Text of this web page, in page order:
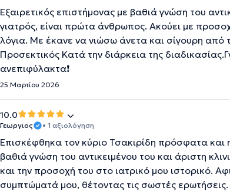
Εξαιρετικός επιστήμονας με βαθιά γνώση του
γιατρός, είναι πρώτα άνθρωπος. Ακούει με
λόγια. Με έκανε να νιώσω άνετα και σίγουρη από
Προσεκτικός Κατά την διάρκεια της
ανεπιφύλακτα❗️
25 Μαρτίου 2026
10.0
Γεωργιος • 1 αξιολόγηση
Επισκέφθηκα τον κύριο Τσακιρίδη πρόσφατα και
βαθιά γνώση του αντικειμένου του και άριστη
και την προσοχή του στο ιατρικό μου ιστορικό.
συμπτώματά μου, θέτοντας τις σωστές